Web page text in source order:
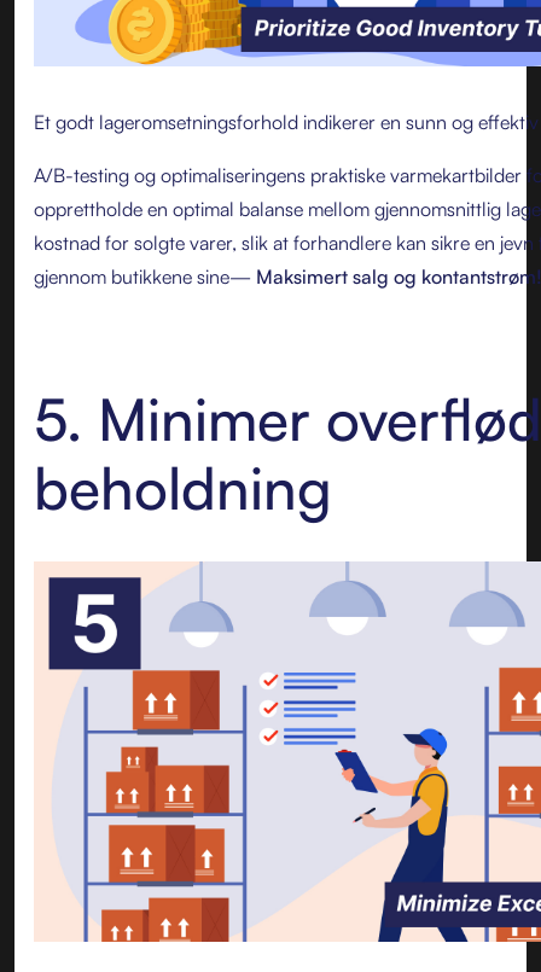
Et godt lageromsetningsforhold indikerer en sunn og
A/B-testing og optimaliseringens praktiske varmekartbilder
opprettholde en optimal balanse mellom gjennomsnittlig
kostnad for solgte varer, slik at forhandlere kan sikre en
gjennom butikkene sine— Maksimert salg og kontantstrøm!
5. Minimer
beholdning